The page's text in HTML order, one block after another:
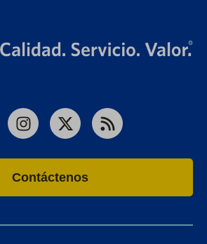
Instagram
X RSS
Contáctenos